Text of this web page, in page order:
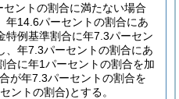
セントの割合に満たない場合
年14.6パーセントの割合にあ
特例基準割合に年7.3パーセン
、年7.3パーセントの割合にあ
合に年1パーセントの割合を加
が年7.3パーセントの割合を
ントの割合)とする。